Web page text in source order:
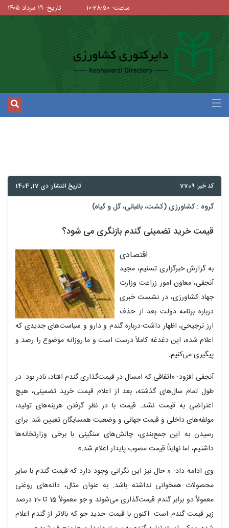
ساعت: 10:28:50 تاریخ: ۱۹ مرداد ۱۴۰۵
کد خبر: 7709 تاریخ انتشار: دی 17, 1404
گروه :کشاورزی (کشت، باغبانی، گل و گیاه)
قیمت خرید تضمینی گندم بازنگری می شود؟
اقتصادی
به گزارش خبرگزاری تسنیم، مجید
آنجفی، معاون امور زراعت وزارت
جهاد کشاورزی، در نشست خبری
درباره برنامه دولت بعد از حذف
ارز ترجیحی، اظهار داشت:درباره گندم و دارو و سیاست‌های جدیدی که
اعلام شده، این دغدغه کاملاً درست است و ما روزانه موضوع را رصد و
پیگیری می‌کنیم.
آنجفی افزود: «اتفاقی که امسال در قیمت‌گذاری گندم افتاد، نادر بود. در
طول تمام سال‌های گذشته، بعد از اعلام قیمت خرید تضمینی، هیچ
اعتراضی به قیمت نشد. قیمت با در نظر گرفتن هزینه‌های تولید،
مولفه‌های داخلی و قیمت جهانی و وضعیت همسایگان تعیین شد. برای
رسیدن به این جمع‌بندی، چالش‌های سنگینی با برخی وزارتخانه‌ها
داشتیم، اما نهایتاً قیمت مصوب پایدار اعلام شد.»
وی ادامه داد: « حال نیز این نگرانی وجود دارد که قیمت گندم با سایر
محصولات همخوانی نداشته باشد. به عنوان مثال، دانه‌های روغنی
معمولاً دو برابر گندم قیمت‌گذاری می‌شوند و جو معمولاً 15 تا 20 درصد
زیر قیمت گندم است. اکنون با قیمت جدید جو که بالاتر از گندم اعلام